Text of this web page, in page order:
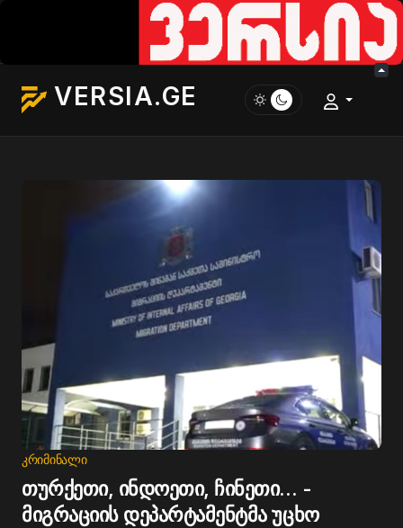
VERSIA.GE
ᲙᲠᲘᲛᲘᲜᲐᲚᲘ
თურქეთი, ინდოეთი, ჩინეთი... -
მიგრაციის დეპარტამენტმა უცხო